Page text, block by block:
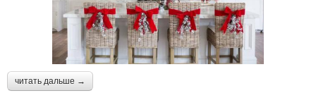
читать дальше →